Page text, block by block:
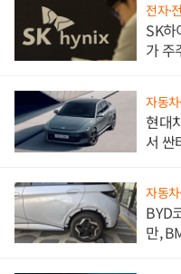
전자·
SK하
가 주
자동차
현대
서 싼
자동차
BYD
만,